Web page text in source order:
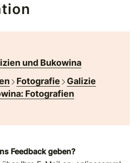
und Bukowina
Fotografie
Galizie
Fotografien
Feedback geben?